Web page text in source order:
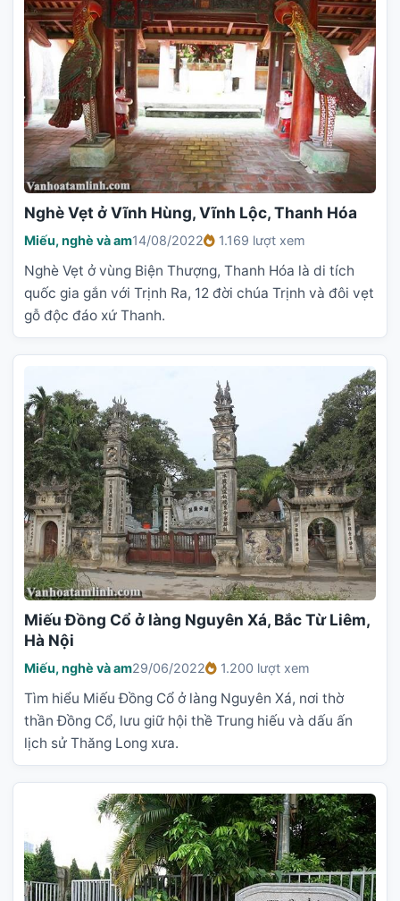
Nghè Vẹt ở Vĩnh Hùng, Vĩnh Lộc, Thanh Hóa
Miếu, nghè và am14/08/2022 1.169 lượt xem
Nghè Vẹt ở vùng Biện Thượng, Thanh Hóa là di tích
quốc gia gắn với Trịnh Ra, 12 đời chúa Trịnh và đôi vẹt
gỗ độc đáo xứ Thanh.
Miếu Đồng Cổ ở làng Nguyên Xá, Bắc Từ Liêm,
Hà Nội
Miếu, nghè và am29/06/2022 1.200 lượt xem
Tìm hiểu Miếu Đồng Cổ ở làng Nguyên Xá, nơi thờ
thần Đồng Cổ, lưu giữ hội thề Trung hiếu và dấu ấn
lịch sử Thăng Long xưa.